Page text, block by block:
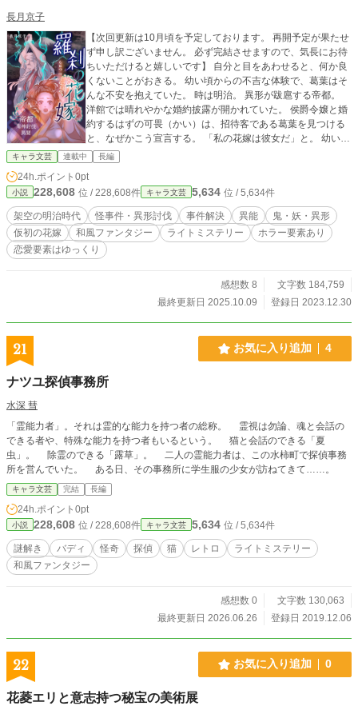
長月京子
【次回更新は10月頃を予定しております。 再開予定が果たせ
ず申し訳ございません。 必ず完結させますので、気長にお待
ちいただけると嬉しいです】 自分と目をあわせると、何か良
くないことがおきる。 幼い頃からの不吉な体験で、葛葉はそ
んな不安を抱えていた。 時は明治。 異形が跋扈する帝都。
洋館では晴れやかな婚約披露が開かれていた。 侯爵令嬢と婚
約するはずの可畏（かい）は、招待客である葛葉を見つける
と、なぜかこう宣言する。 「私の花嫁は彼女だ」と。 幼い頃
からの不吉な体験ともつながる、葛葉のもつ特別な異能。 そ
の力を欲して、可畏（かい）は葛葉を仮初の花嫁として事件
に同行させる。 文明開化により、華やかに変化した帝都。 頻
出する異形がもたらす、怪事件のたどり着く先には？ 人と
妖、異能と異形、怪異と思惑が錯綜する和風ファンタジー。
（※絵を描くのも好きなので表紙も自作しております） 第7
回ホラー・ミステリー小説大賞で奨励賞 第8回キャラ文芸大
賞で奨励賞をいただきました。 ありがとうございました！
キャラ文芸 連載中 長編
24h.ポイント 0pt
小説 228,608 位 / 228,608件 キャラ文芸 5,634 位 / 5,634件
架空の明治時代 怪事件・異形討伐 事件解決 異能
鬼・妖・異形
仮初の花嫁
和風ファンタジー ライトミステリー
ホラー要素あり
恋愛要素はゆっくり
感想数 8
文字数 184,759
最終更新日 2025.10.09
登録日 2023.12.30
21 お気に入り追加 4
ナツユ探偵事務所
水深 彗
「霊能力者」。それは霊的な能力を持つ者の総称。 霊視は勿論、魂と会話の
できる者や、特殊な能力を持つ者もいるという。 猫と会話のできる「夏
虫」。 除霊のできる「露草」。 二人の霊能力者は、この水柿町で探偵事務
所を営んでいた。 ある日、その事務所に学生服の少女が訪ねてきて……。
キャラ文芸 完結 長編
24h.ポイント 0pt
小説 228,608 位 / 228,608件 キャラ文芸 5,634 位 / 5,634件
謎解き バディ 怪奇 探偵 猫 レトロ
ライトミステリー
和風ファンタジー
感想数 0
文字数 130,063
最終更新日 2026.06.26
登録日 2019.12.06
22 お気に入り追加 0
花菱エリと意志持つ秘宝の美術展